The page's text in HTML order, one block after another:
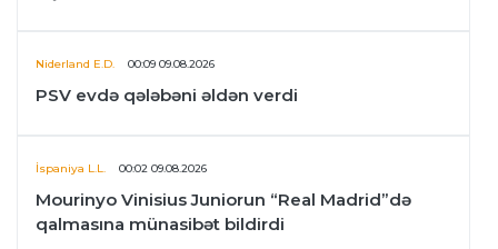
Niderland E.D. 00:09 09.08.2026
PSV evdə qələbəni əldən verdi
İspaniya L.L. 00:02 09.08.2026
Mourinyo Vinisius Juniorun “Real Madrid”də
qalmasına münasibət bildirdi